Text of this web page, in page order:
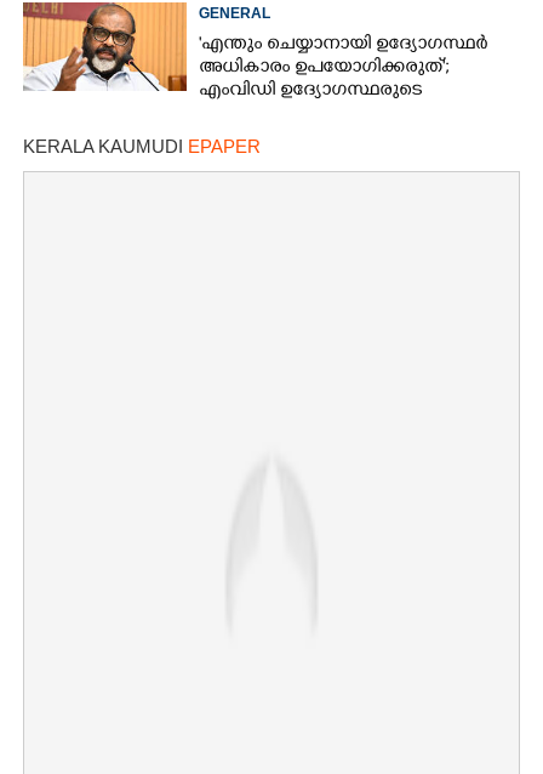
GENERAL
'എന്തും ചെയ്യാനായി ഉദ്യോഗസ്ഥർ
അധികാരം ഉപയോഗിക്കരുത്';
എംവിഡി ഉദ്യോഗസ്ഥരുടെ
KERALA KAUMUDI EPAPER